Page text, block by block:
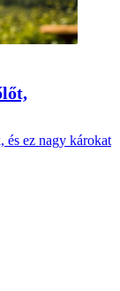
és ez nagy károkat